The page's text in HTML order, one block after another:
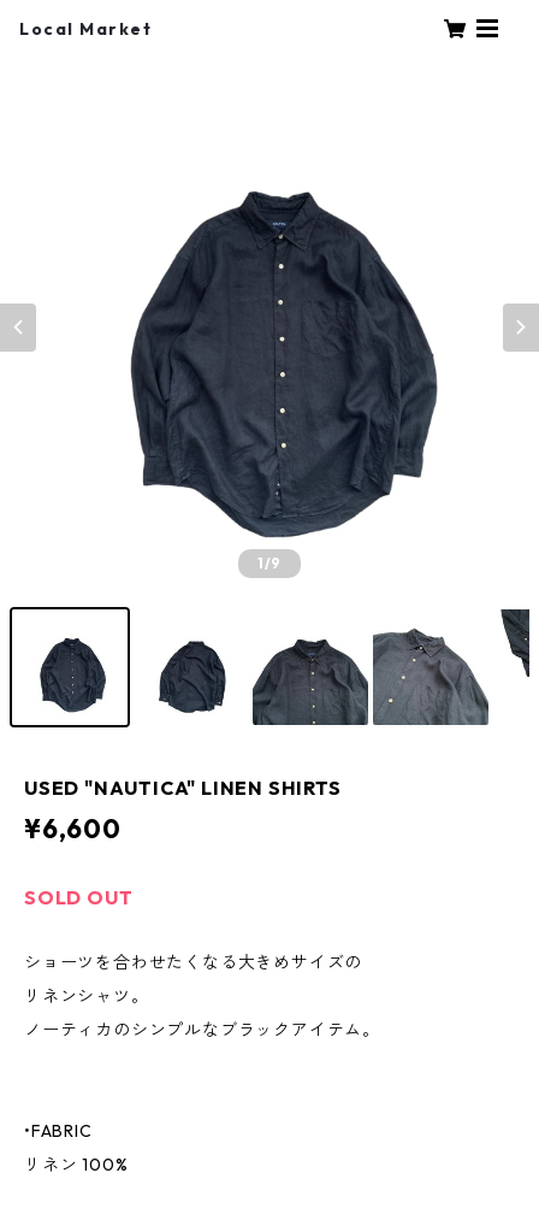
Local Market
1/9
USED "NAUTICA" LINEN SHIRTS
¥6,600
SOLD OUT
ショーツを合わせたくなる大きめサイズの
リネンシャツ。
ノーティカのシンプルなブラックアイテム。
•FABRIC
リネン 100%